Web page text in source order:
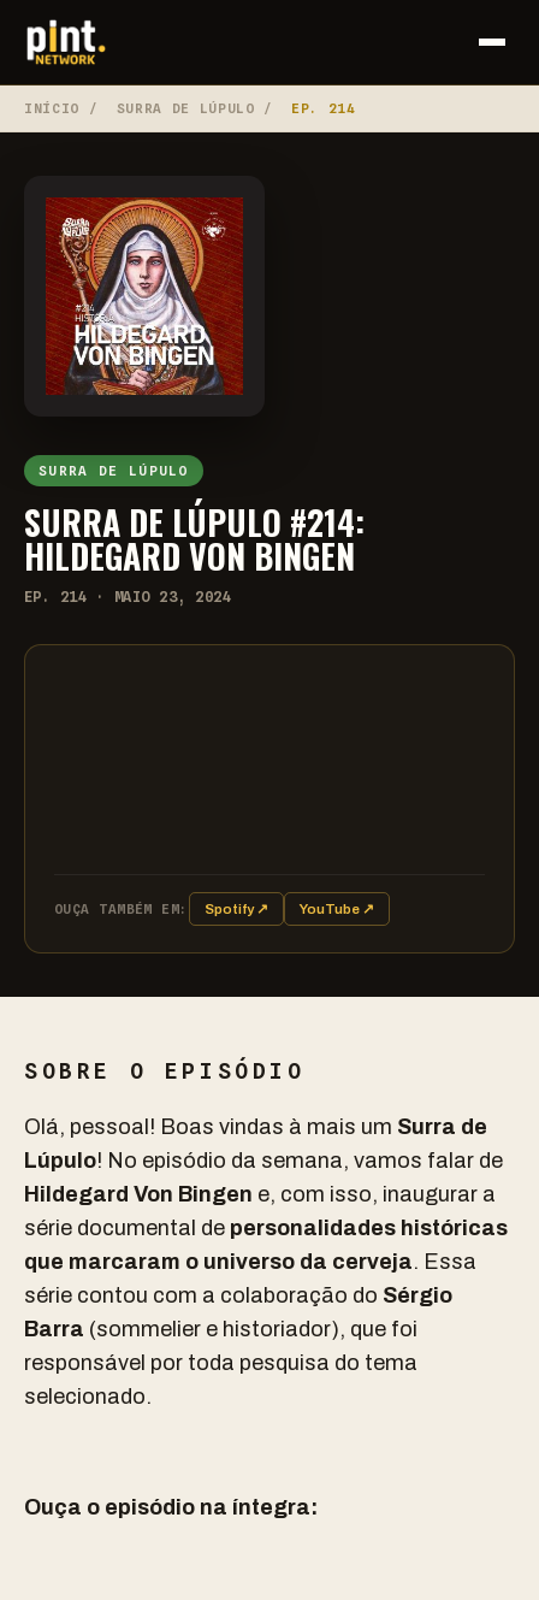
INÍCIO / SURRA DE LÚPULO / EP. 214
SURRA DE LÚPULO
SURRA DE LÚPULO #214:
HILDEGARD VON BINGEN
EP. 214 · MAIO 23, 2024
OUÇA TAMBÉM EM: Spotify ↗ YouTube ↗
SOBRE O EPISÓDIO
Olá, pessoal! Boas vindas à mais um Surra de
Lúpulo! No episódio da semana, vamos falar de
Hildegard Von Bingen e, com isso, inaugurar a
série documental de personalidades históricas
que marcaram o universo da cerveja. Essa
série contou com a colaboração do Sérgio
Barra (sommelier e historiador), que foi
responsável por toda pesquisa do tema
selecionado.
Ouça o episódio na íntegra: